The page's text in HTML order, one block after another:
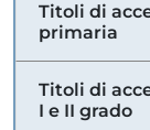
Titoli di
primaria
Titoli di
I e II grado